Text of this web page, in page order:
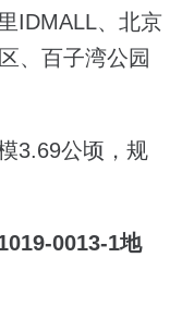
IDMALL、北京
、百子湾公园
3.69公顷，规
0013-1地